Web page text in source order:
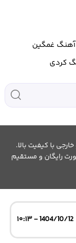
آهنگ غمگین
کردی
با کیفیت بالا.
رایگان و مستقیم
1404/10/12 - ۱۰:۱۳